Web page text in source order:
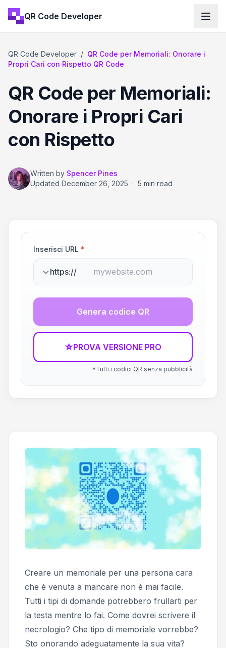
QR Code Developer
QR Code Developer / QR Code per Memoriali: Onorare i
Propri Cari con Rispetto QR Code
QR Code per Memoriali:
Onorare i Propri Cari
con Rispetto
Written by Spencer Pines
Updated December 26, 2025 · 5 min read
Inserisci URL *
https://
Genera codice QR
☆PROVA VERSIONE PRO
*Tutti i codici QR senza pubblicità
Creare un memoriale per una persona cara
che è venuta a mancare non è mai facile.
Tutti i tipi di domande potrebbero frullarti per
la testa mentre lo fai. Come dovrei scrivere il
necrologio? Che tipo di memoriale vorrebbe?
Sto onorando adeguatamente la sua vita?